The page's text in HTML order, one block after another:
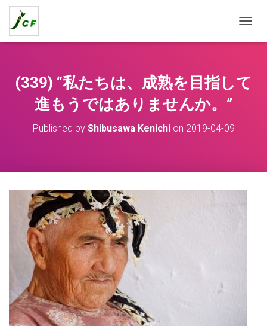
O
L
E
O
(339) “私たちは、成熟を目指して
進もうではありませんか。”
Published by Shibusawa Kenichion 2019-04-09